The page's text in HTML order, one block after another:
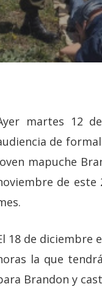
to close
martes 12
de
mapuche
de este
18 de diciembre
la que
Brandon y